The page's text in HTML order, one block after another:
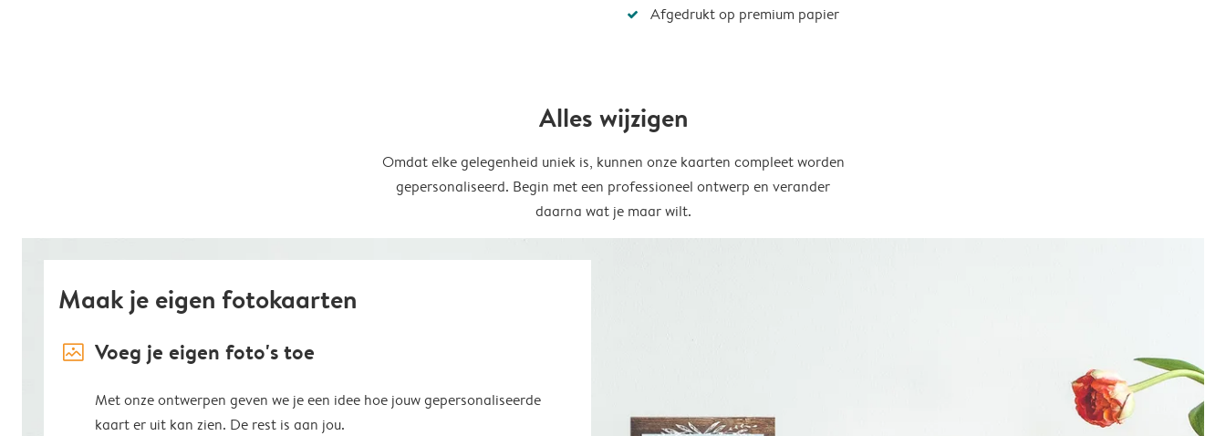
Afgedrukt op premium papier
Alles wijzigen
Omdat elke gelegenheid uniek is, kunnen onze kaarten compleet worden
gepersonaliseerd. Begin met een professioneel ontwerp en verander
daarna wat je maar wilt.
Maak je eigen fotokaarten
image_placeholder Voeg je eigen foto's toe
Met onze ontwerpen geven we je een idee hoe jouw gepersonaliseerde
kaart er uit kan zien. De rest is aan jou.